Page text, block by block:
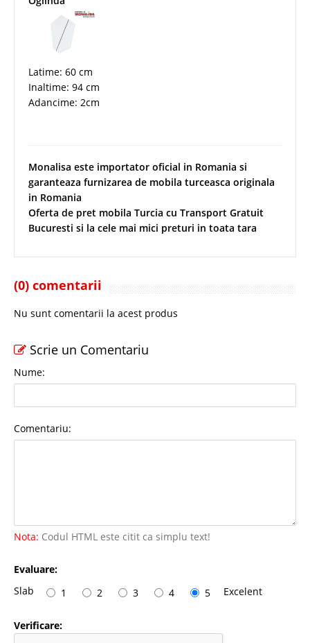
Latime: 60 cm
Inaltime: 94 cm
Adancime: 2cm
Monalisa este importator oficial in Romania si
garanteaza furnizarea de mobila turceasca originala
in Romania
Oferta de pret mobila Turcia cu Transport Gratuit
Bucuresti si la cele mai mici preturi in toata tara
(0) comentarii
Nu sunt comentarii la acest produs
Scrie un Comentariu
Nume:
Comentariu:
Nota: Codul HTML este citit ca simplu text!
Evaluare:
Slab
1 2 3 4 5 Excelent
Verificare: